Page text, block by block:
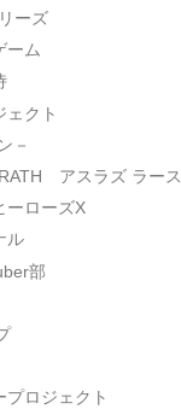
ーズ
ーム
ェクト
－
アスラズ ラース
ーローズX
ル
部
プロジェクト